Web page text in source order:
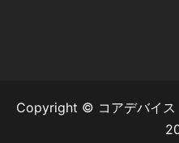
Copyright © コアデバイス